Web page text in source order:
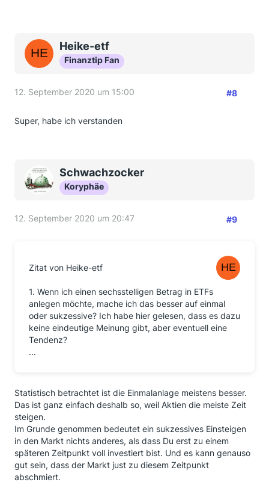
Heike-etf
Finanztip Fan
12. September 2020 um 15:00 #8
Super, habe ich verstanden
Schwachzocker
Koryphäe
12. September 2020 um 20:47 #9
Zitat von Heike-etf
1. Wenn ich einen sechsstelligen Betrag in ETFs
anlegen möchte, mache ich das besser auf einmal
oder sukzessive? Ich habe hier gelesen, dass es dazu
keine eindeutige Meinung gibt, aber eventuell eine
Tendenz?
...
Statistisch betrachtet ist die Einmalanlage meistens besser.
Das ist ganz einfach deshalb so, weil Aktien die meiste Zeit
steigen.
Im Grunde genommen bedeutet ein sukzessives Einsteigen
in den Markt nichts anderes, als dass Du erst zu einem
späteren Zeitpunkt voll investiert bist. Und es kann genauso
gut sein, dass der Markt just zu diesem Zeitpunkt
abschmiert.